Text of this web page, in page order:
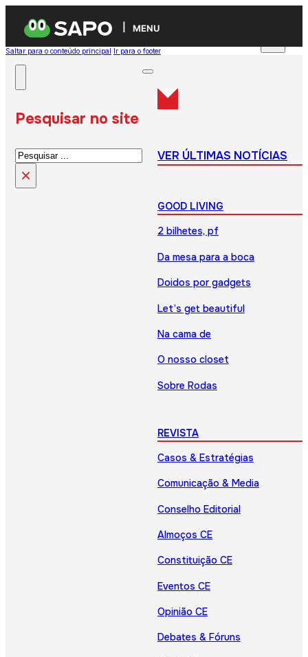
MENU
Saltar para o conteúdo principal Ir para o footer
Pesquisar no site
Pesquisar
×
VER ÚLTIMAS NOTÍCIAS
GOOD LIVING
2 bilhetes, pf
Da mesa para a boca
Doidos por gadgets
Let’s get beautiful
Na cama de
O nosso closet
Sobre Rodas
REVISTA
Casos & Estratégias
Comunicação & Media
Conselho Editorial
Almoços CE
Constituição CE
Eventos CE
Opinião CE
Debates & Fóruns